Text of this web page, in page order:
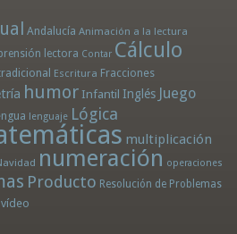
Andalucía Animación a la lectura
lectora Contar Cálculo
Escritura Fracciones
humor Infantil Inglés Juego
lenguaje Lógica
multiplicación
numeración operaciones
Producto Resolución de Problemas
vídeo